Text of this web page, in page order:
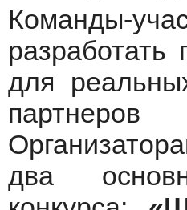
Команды-
для
два